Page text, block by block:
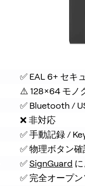
✅ EAL 6+ セキ
⚠️ 128×64 モノ
✅ Bluetooth /
❌ 非対応
✅ 手動記録 /
✅ 物理ボタン
✅ SignGuard
✅ 完全オープ